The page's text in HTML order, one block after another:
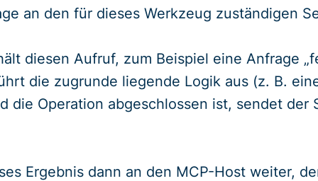
an den für dieses Werkzeug zuständigen
diesen Aufruf, zum Beispiel eine Anfrage
die zugrunde liegende Logik aus (z. B.
die Operation abgeschlossen ist, sendet
Ergebnis dann an den MCP-Host weiter,